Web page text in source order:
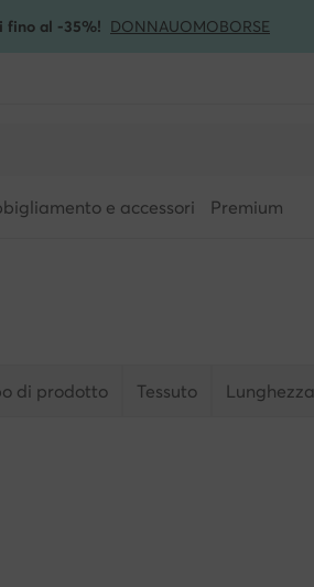
fino al -35%! DONNAUOMOBORSE
e accessori Premium
di prodotto Tessuto Lunghezza